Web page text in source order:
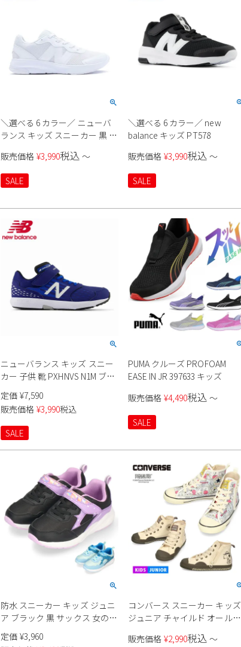
＼選べる 6 カラー／ ニューバ
ランス キッズ スニーカー 黒 白
new balance 578 v1 Lace 子供
靴 通学 体育 スポーツ 運動靴
ブラック ホワイト GK578
販売価格 ¥3,990税込 〜
SALE
＼選べる 6 カラー／ new
balance キッズ PT578
販売価格 ¥3,990税込 〜
SALE
ニューバランス キッズ スニー
カー 子供 靴 PXHNVS N1M ブル
ー ジュニア レーシングシュー
ズ ベルクロ new balance
定価 ¥7,590
販売価格 ¥3,990税込
SALE
PUMA クルーズ PROFOAM
EASE IN JR 397633 キッズ
販売価格 ¥4,490税込 〜
SALE
防水 スニーカー キッズ ジュニ
ア ブラック 黒 サックス 女の子
雨の日 軽量 4cm防水 運動靴 子
供靴 レインシューズ マジック
定価 ¥3,960
コンバース スニーカー キッズ
ジュニア チャイルド オールス
37302940 converse
販売価格 ¥2,990税込 〜